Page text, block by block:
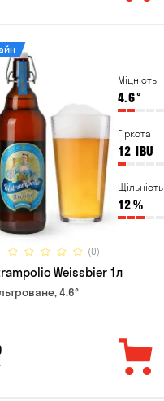
Міцність
4.6°
Гіркота
12 IBU
Щільність
12%
(0)
Weissbier 1л
4.6°